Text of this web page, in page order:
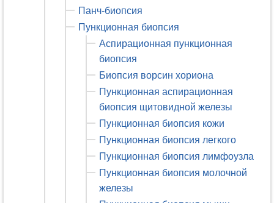
Панч-биопсия
Пункционная биопсия
Аспирационная пункционная
биопсия
Биопсия ворсин хориона
Пункционная аспирационная
биопсия щитовидной железы
Пункционная биопсия кожи
Пункционная биопсия легкого
Пункционная биопсия лимфоузла
Пункционная биопсия молочной
железы